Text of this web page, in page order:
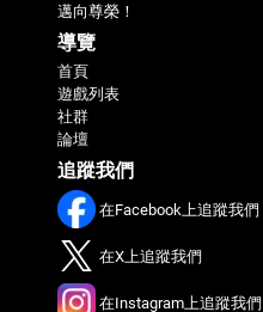
邁向尊榮！
導覽
首頁
遊戲列表
社群
論壇
追蹤我們
在Facebook上追蹤我們
在X上追蹤我們
在Instagram上追蹤我們